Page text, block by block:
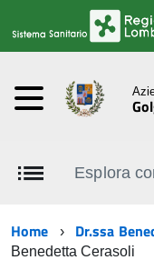
Esplora
Home Dr.ssa
Benedetta Cerasoli